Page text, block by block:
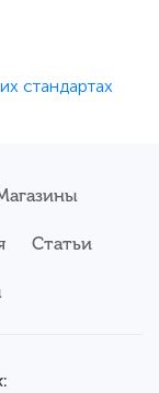
стандартах
Статьи